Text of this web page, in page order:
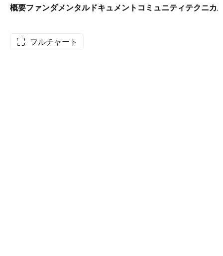
概要ファンダメンタルドキュメント コミュニティテクニカ
フルチャート